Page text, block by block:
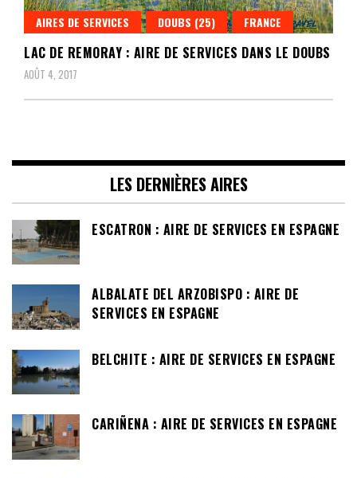
AIRES DE SERVICES DOUBS (25) FRANCE
LAC DE REMORAY : AIRE DE SERVICES DANS LE DOUBS
AOÛT 4, 2017
LES DERNIÈRES AIRES
ESCATRON : AIRE DE SERVICES EN ESPAGNE
ALBALATE DEL ARZOBISPO : AIRE DE
SERVICES EN ESPAGNE
BELCHITE : AIRE DE SERVICES EN ESPAGNE
CARIÑENA : AIRE DE SERVICES EN ESPAGNE